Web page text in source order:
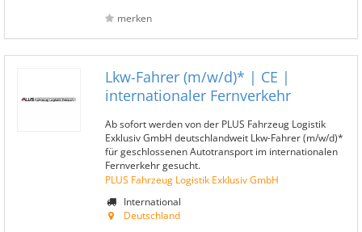
merken
Lkw-Fahrer (m/w/d)* | CE |
internationaler Fernverkehr
Ab sofort werden von der PLUS Fahrzeug Logistik
Exklusiv GmbH deutschlandweit Lkw-Fahrer (m/w/d)*
für geschlossenen Autotransport im internationalen
Fernverkehr gesucht.
PLUS Fahrzeug Logistik Exklusiv GmbH
International
Deutschland